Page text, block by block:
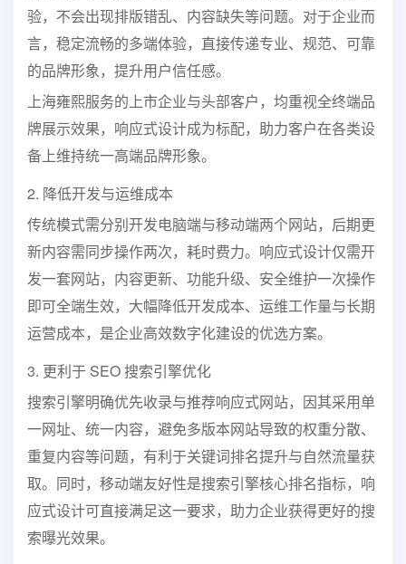
验，不会出现排版错乱、内容缺失等问题。对于企业而
言，稳定流畅的多端体验，直接传递专业、规范、可靠
的品牌形象，提升用户信任感。
上海雍熙服务的上市企业与头部客户，均重视全终端品
牌展示效果，响应式设计成为标配，助力客户在各类设
备上维持统一高端品牌形象。
2. 降低开发与运维成本
传统模式需分别开发电脑端与移动端两个网站，后期更
新内容需同步操作两次，耗时费力。响应式设计仅需开
发一套网站，内容更新、功能升级、安全维护一次操作
即可全端生效，大幅降低开发成本、运维工作量与长期
运营成本，是企业高效数字化建设的优选方案。
3. 更利于 SEO 搜索引擎优化
搜索引擎明确优先收录与推荐响应式网站，因其采用单
一网址、统一内容，避免多版本网站导致的权重分散、
重复内容等问题，有利于关键词排名提升与自然流量获
取。同时，移动端友好性是搜索引擎核心排名指标，响
应式设计可直接满足这一要求，助力企业获得更好的搜
索曝光效果。